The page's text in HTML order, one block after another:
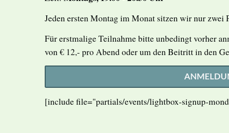
Jeden ersten Montag im Monat sitzen wir nur zwei
Für erstmalige Teilnahme bitte unbedingt vorher
von € 12,- pro Abend oder um den Beitritt in den
[include file="partials/events/lightbox-signup-